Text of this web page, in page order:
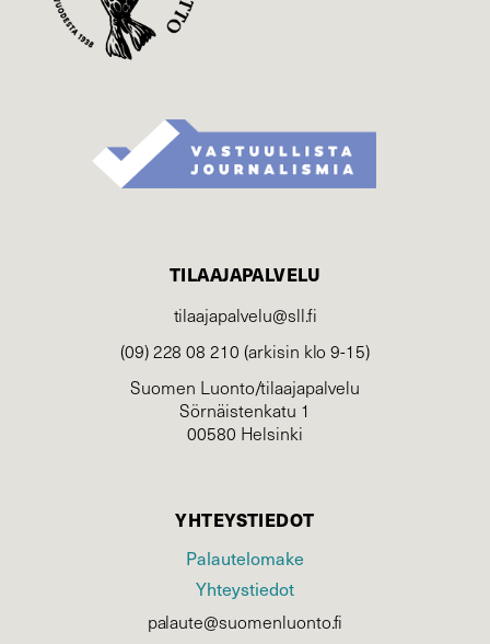
TILAAJAPALVELU
tilaajapalvelu@sll.fi
(09) 228 08 210 (arkisin klo 9-15)
Suomen Luonto/tilaajapalvelu
Sörnäistenkatu 1
00580 Helsinki
YHTEYSTIEDOT
Palautelomake
Yhteystiedot
palaute@suomenluonto.fi